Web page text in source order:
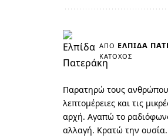
ΑΠΌ ΕΛΠΊΔΑ
ΚΆΤΟΧΟΣ
Παρατηρώ τους
λεπτομέρειες και τις
αρχή. Αγαπώ το
αλλαγή. Κρατώ την ουσία.